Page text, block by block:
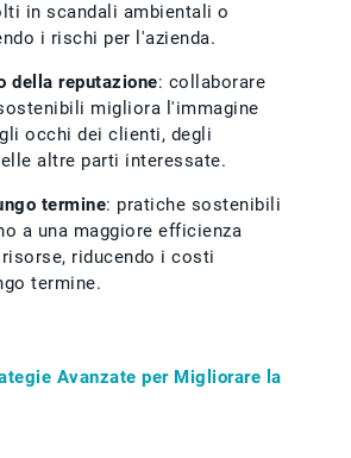
in scandali ambientali o
i rischi per l'azienda.
della reputazione: collaborare
migliora l'immagine
occhi dei clienti, degli
altre parti interessate.
termine: pratiche sostenibili
a una maggiore efficienza
riducendo i costi
termine.
Avanzate per Migliorare la